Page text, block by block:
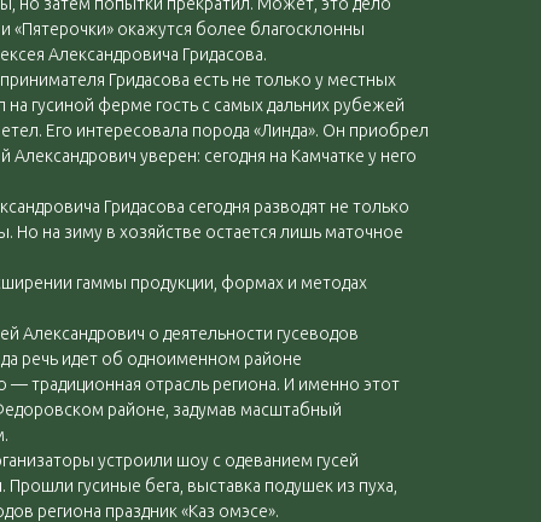
«Пятерочки» окажутся более благосклонны
Александровича Гридасова.
Гридасова есть не только у местных
гусиной ферме гость с самых дальних рубежей
Его интересовала порода «Линда». Он приобрел
Александрович уверен: сегодня на Камчатке у него
Гридасова сегодня разводят не только
Но на зиму в хозяйстве остается лишь маточное
гаммы продукции, формах и методах
Александрович о деятельности гусеводов
речь идет об одноименном районе
— традиционная отрасль региона. И именно этот
районе, задумав масштабный
устроили шоу с одеванием гусей
гусиные бега, выставка подушек из пуха,
региона праздник «Каз омэсе».